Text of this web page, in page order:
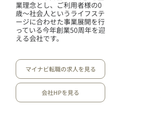
業理念とし、ご利用者様の0
歳～社会人というライフステ
ージに合わせた事業展開を行
っている今年創業50周年を迎
える会社です。
マイナビ転職の求人を見る
会社HPを見る